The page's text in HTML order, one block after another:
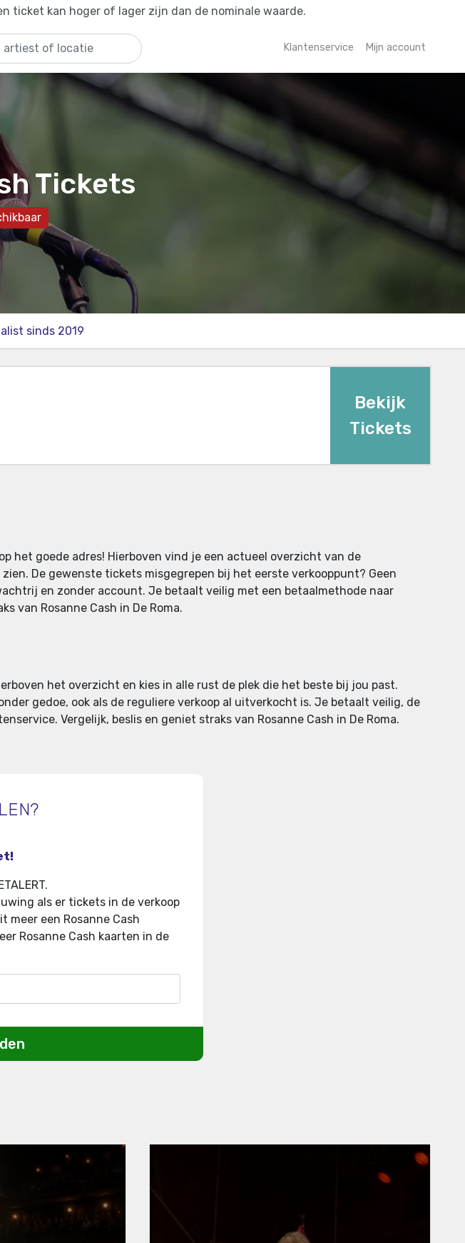
ticket kan hoger of lager zijn dan de nominale waarde.
Klantenservice Mijn account
Tickets
sinds 2019
Bekijk
Tickets
het goede adres! Hierboven vind je een actueel overzicht van de
De gewenste tickets misgegrepen bij het eerste verkooppunt? Geen
en zonder account. Je betaalt veilig met een betaalmethode naar
van Rosanne Cash in De Roma.
het overzicht en kies in alle rust de plek die het beste bij jou past.
gedoe, ook als de reguliere verkoop al uitverkocht is. Je betaalt veilig, de
Vergelijk, beslis en geniet straks van Rosanne Cash in De Roma.
als er tickets in de verkoop
meer een Rosanne Cash
Rosanne Cash kaarten in de